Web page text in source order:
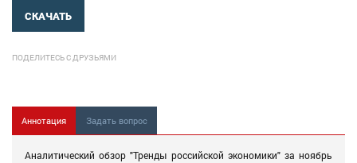
СКАЧАТЬ
ПОДЕЛИТЕСЬ С ДРУЗЬЯМИ
Аннотация Задать вопрос
Аналитический обзор "Тренды российской экономики" за ноябрь